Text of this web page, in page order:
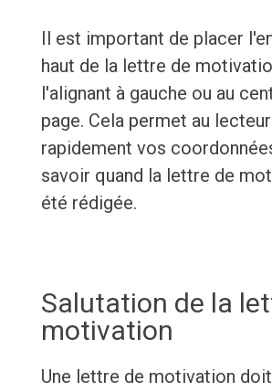
Il est important de placer
haut de la lettre de
l'alignant à gauche ou au
page. Cela permet au
rapidement vos
savoir quand la lettre de
été rédigée.
Salutation de la
motivation
Une lettre de motivation